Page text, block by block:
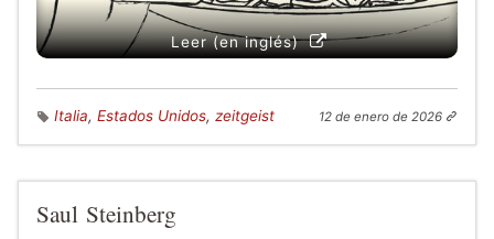
Leer (en inglés)
Italia, Estados Unidos, zeitgeist 12 de enero de 2026
Saul Steinberg